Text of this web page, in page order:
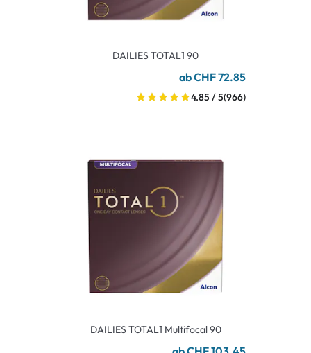
DAILIES TOTAL1 90
ab CHF 72.85
4.85 / 5(966)
DAILIES TOTAL1 Multifocal 90